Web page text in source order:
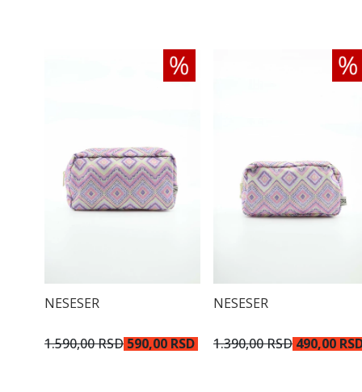
NESESER
1.590,00 RSD 590,00 RSD
NESESER
1.390,00 RSD 490,00